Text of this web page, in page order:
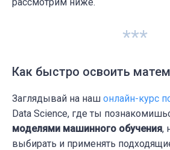
***
Как быстро освоить
Заглядывай на наш онлайн-курс
Data Science, где ты
моделями машинного обучения,
выбирать и применять